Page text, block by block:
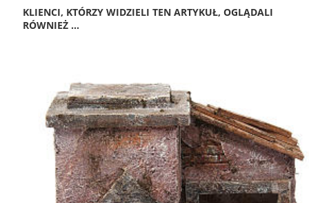
KLIENCI, KTÓRZY WIDZIELI TEN ARTYKUŁ, OGLĄDALI
RÓWNIEŻ ...